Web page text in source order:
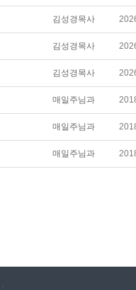
김성경목사
김성경목사
김성경목사
매일주님과
매일주님과
매일주님과